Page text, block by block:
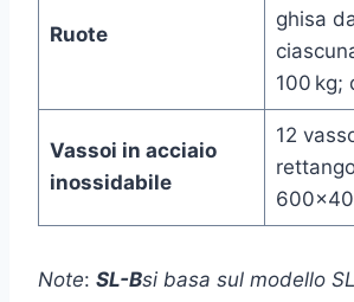
Ruote
ghisa
100 kg;
Vassoi in acciaio
inossidabile
12
Note: SL-Bsi basa sul modello